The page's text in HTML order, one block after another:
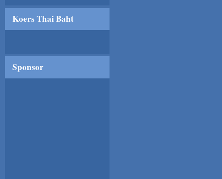
Koers Thai Baht
Sponsor